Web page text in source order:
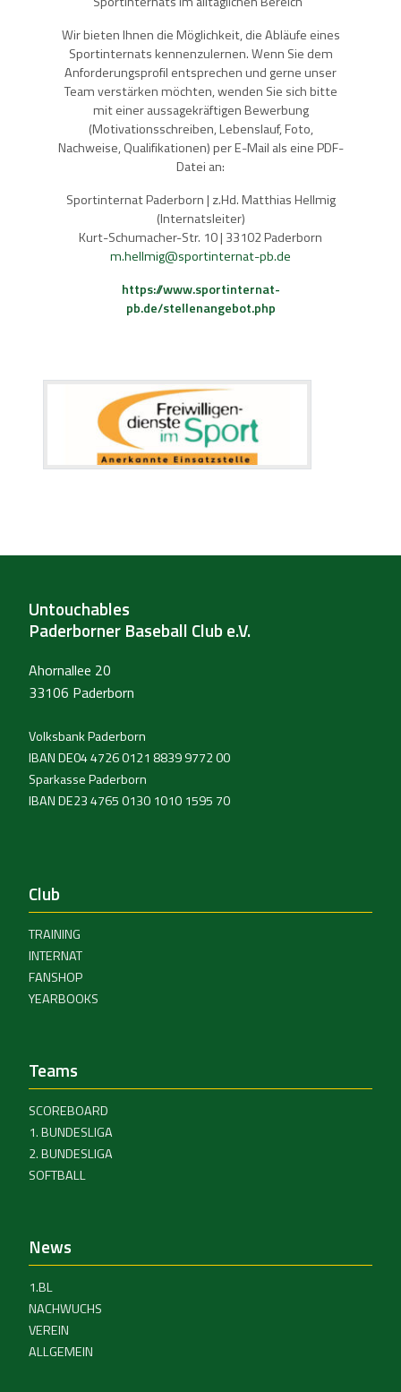
Wir bieten Ihnen die Möglichkeit, die Abläufe eines
Sportinternats kennenzulernen. Wenn Sie dem
Anforderungsprofil entsprechen und gerne unser
Team verstärken möchten, wenden Sie sich bitte
mit einer aussagekräftigen Bewerbung
(Motivationsschreiben, Lebenslauf, Foto,
Nachweise, Qualifikationen) per E-Mail als eine PDF-
Datei an:
Sportinternat Paderborn | z.Hd. Matthias Hellmig
(Internatsleiter)
Kurt-Schumacher-Str. 10 | 33102 Paderborn
m.hellmig@sportinternat-pb.de
https://www.sportinternat-
pb.de/stellenangebot.php
Untouchables
Paderborner Baseball Club e.V.
Ahornallee 20
33106 Paderborn
Volksbank Paderborn
IBAN DE04 4726 0121 8839 9772 00
Sparkasse Paderborn
IBAN DE23 4765 0130 1010 1595 70
Club
TRAINING
INTERNAT
FANSHOP
YEARBOOKS
Teams
SCOREBOARD
1. BUNDESLIGA
2. BUNDESLIGA
SOFTBALL
News
1.BL
NACHWUCHS
VEREIN
ALLGEMEIN